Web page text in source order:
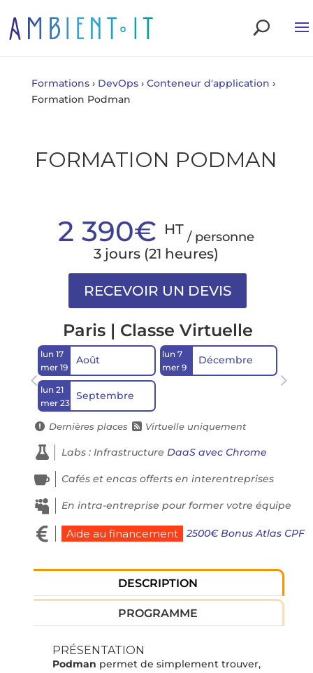
Formations › DevOps › Conteneur d'application ›
Formation Podman
FORMATION PODMAN
2 390€ HT / personne
3 jours (21 heures)
Paris | Classe Virtuelle
lun 17
mer 19
Août
lun 21
mer 23
Septembre
lun 7
mer 9
Décembre
 Dernières places  Virtuelle uniquement
 Labs : Infrastructure DaaS avec Chrome
 Cafés et encas offerts en interentreprises
 En intra-entreprise pour former votre équipe
 Aide au financement 2500€ Bonus Atlas CPF
DESCRIPTION
PROGRAMME
PRÉSENTATION
Podman permet de simplement trouver,